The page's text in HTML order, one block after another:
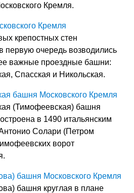
Кремля.
Кремля
крепостных стен
первую очередь возводились
важные проездные башни:
Спасская и Никольская.
башня Московского Кремля
(Тимофеевская) башня
в 1490 итальянским
Солари (Петром
ворот
башня Московского Кремля
башня круглая в плане